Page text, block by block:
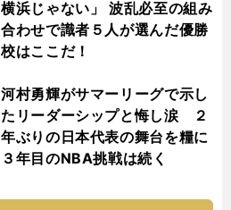
横浜じゃない」 波乱必至の組み
合わせで識者５人が選んだ優勝
校はここだ！
河村勇輝がサマーリーグで示し
たリーダーシップと悔し涙 ２
年ぶりの日本代表の舞台を糧に
３年目のNBA挑戦は続く